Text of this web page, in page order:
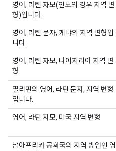
영어, 라틴 자모(인도의 경우 지역 변
형)입니다.
영어, 라틴 문자, 케냐의 지역 변형입
니다.
영어, 라틴 자모, 나이지리아 지역 변
형
필리핀의 영어, 라틴 문자, 지역 변형
입니다.
영어, 라틴 자모, 미국 지역 변형
남아프리카 공화국의 지역 방언인 영